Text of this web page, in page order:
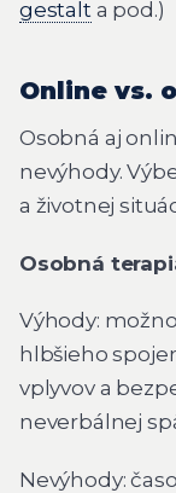
gestalta pod.)
Online vs.
Osobná aj
nevýhody.
a životnej
Osobná
Výhody:
hlbšieho
vplyvov a
neverbálnej
Nevýhody: